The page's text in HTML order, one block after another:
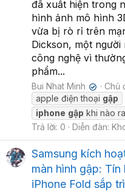
đã xuất hiện trong
hình ảnh mô hình
vừa bị rò rỉ trên
Dickson, một
công nghệ vì
phẩm...
Bui Nhat Minh ✔ Chủ
apple điện thoại gập
iphone gập khi nào
Trả lời: 0
Diễn đàn:
Samsung kích
màn hình gập:
iPhone Fold sắp